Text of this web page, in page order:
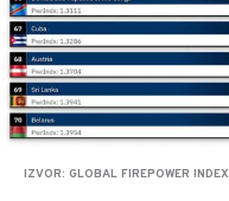
IZVOR: GLOBAL FIREPOWER INDEX